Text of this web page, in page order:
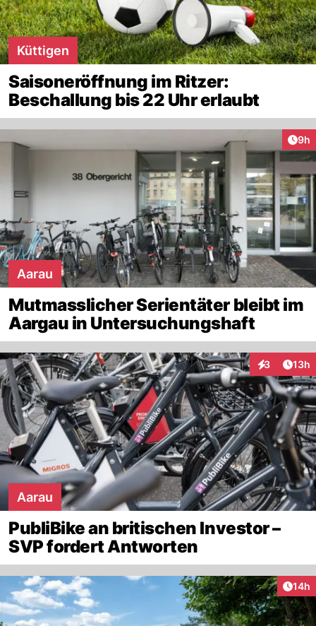
Küttigen
Saisoneröffnung im Ritzer:
Beschallung bis 22 Uhr erlaubt
9h
Aarau
Mutmasslicher Serientäter bleibt im
Aargau in Untersuchungshaft
3
Interaktionen
13h
Aarau
PubliBike an britischen Investor –
SVP fordert Antworten
14h